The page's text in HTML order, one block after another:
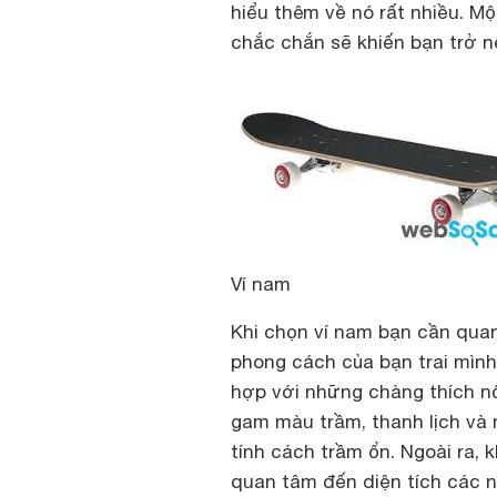
hiểu thêm về nó rất nhiều.
chắc chắn sẽ khiến bạn trở
Ví nam
Khi chọn ví nam bạn cần
phong cách của bạn trai
hợp với những chàng thích
gam màu trầm, thanh lịch
tính cách trầm ổn. Ngoài ra,
quan tâm đến diện tích các